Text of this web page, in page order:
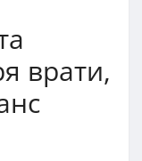
врати,